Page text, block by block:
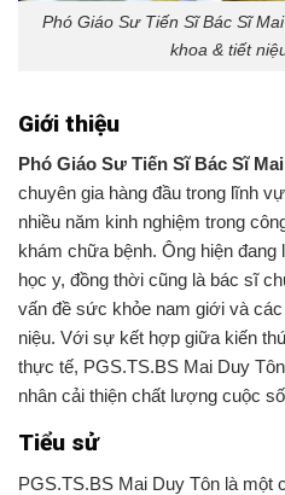
Phó Giáo Sư Tiến Sĩ Bác Sĩ
khoa & tiết
Giới thiệu
Phó Giáo Sư Tiến Sĩ Bác Sĩ
chuyên gia hàng đầu trong lĩnh
nhiều năm kinh nghiệm trong
khám chữa bệnh. Ông hiện
học y, đồng thời cũng là bác sĩ
vấn đề sức khỏe nam giới và
niệu. Với sự kết hợp giữa kiến
thực tế, PGS.TS.BS Mai Duy
nhân cải thiện chất lượng cuộc
Tiểu sử
PGS.TS.BS Mai Duy Tôn là một